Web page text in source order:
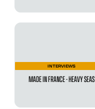
INTERVIEWS
MADE IN FRANCE - HEAVY SEAS